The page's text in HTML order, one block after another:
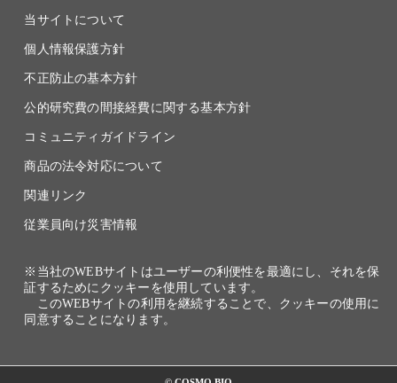
当サイトについて
個人情報保護方針
不正防止の基本方針
公的研究費の間接経費に関する基本方針
コミュニティガイドライン
商品の法令対応について
関連リンク
従業員向け災害情報
※当社のWEBサイトはユーザーの利便性を最適にし、それを保
証するためにクッキーを使用しています。
このWEBサイトの利用を継続することで、クッキーの使用に
同意することになります。